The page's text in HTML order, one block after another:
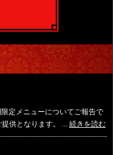
定メニューについてご報告で
供となります。 ... 続きを読む